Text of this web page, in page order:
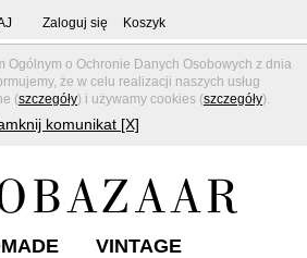
Ogólnym o Ochronie Danych Osobowych z dnia
że w celu realizacji naszych usług
(szczegóły) i używamy cookies (szczegóły).
komunikat [X]
Zaloguj się Koszyk
VINTAGE